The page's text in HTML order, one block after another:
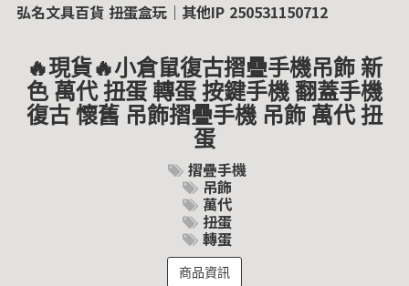
弘名文具百貨 扭蛋盒玩｜其他IP 250531150712
🔥現貨🔥小倉鼠復古摺疊手機吊飾 新
色 萬代 扭蛋 轉蛋 按鍵手機 翻蓋手機
復古 懷舊 吊飾摺疊手機 吊飾 萬代 扭
蛋
摺疊手機
吊飾
萬代
扭蛋
轉蛋
商品資訊